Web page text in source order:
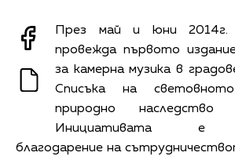
През май и юни 2014г.
провежда първото
за камерна музика в
Списъка на
природно
Инициативата е
благодарение на